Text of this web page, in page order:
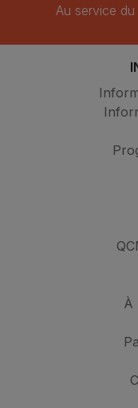
Au service
À